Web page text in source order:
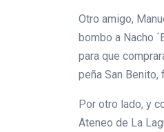
Otro amigo,
bombo a Nacho
para que
peña San Benito,
Por otro lado, y
Ateneo de La